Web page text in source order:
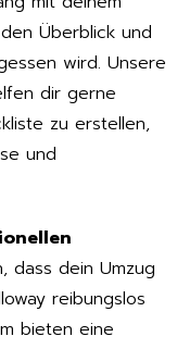
Überblick und
wird. Unsere
dir gerne
zu erstellen,
und
dass dein Umzug
reibungslos
bieten eine